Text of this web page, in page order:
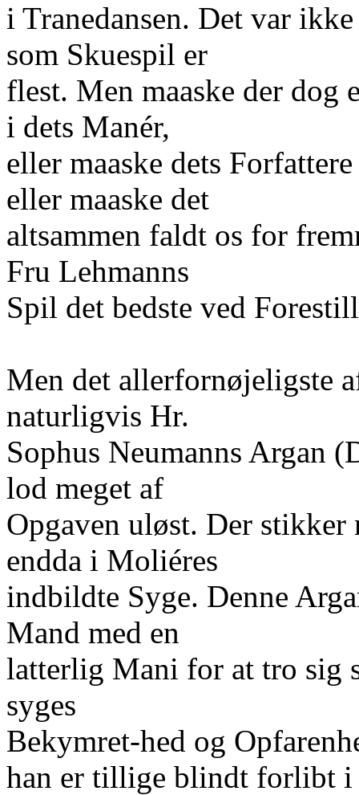
i Tranedansen. Det var
som Skuespil er
flest. Men maaske der dog
i dets Manér,
eller maaske dets
eller maaske det
altsammen faldt os for
Fru Lehmanns
Spil det bedste ved
Men det allerfornøjeligste
naturligvis Hr.
Sophus Neumanns Argan
lod meget af
Opgaven uløst. Der
endda i Moliéres
indbildte Syge. Denne
Mand med en
latterlig Mani for at tro
syges
Bekymret-hed og
han er tillige blindt forlibt i